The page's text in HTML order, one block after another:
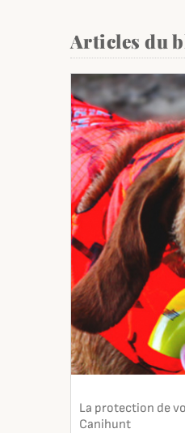
Articles du
La protection de
Canihunt